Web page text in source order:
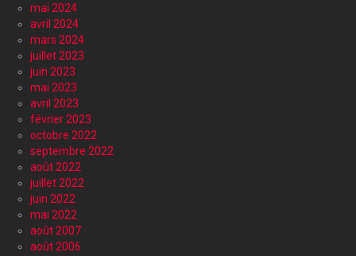
mai 2024
avril 2024
mars 2024
juillet 2023
juin 2023
mai 2023
avril 2023
février 2023
octobre 2022
septembre 2022
août 2022
juillet 2022
juin 2022
mai 2022
août 2007
août 2006